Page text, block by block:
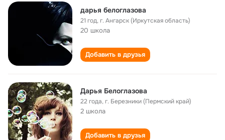
дарья белоглазова
21 год,г. Ангарск (Иркутская область)
20 школа
Добавить в друзья
Дарья Белоглазова
22 года,г. Березники (Пермский край)
2 школа
Добавить в друзья